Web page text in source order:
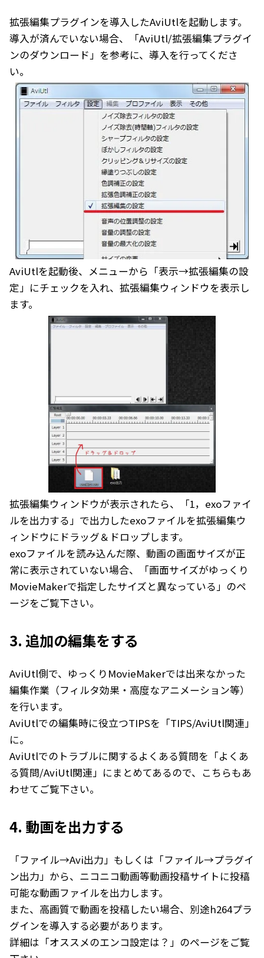
拡張編集プラグインを導入したAviUtlを起動します。
導入が済んでいない場合、「AviUtl/拡張編集プラグイ
ンのダウンロード 」を参考に、導入を行ってくださ
い。
AviUtlを起動後、メニューから「表示→拡張編集の設
定」にチェックを入れ、拡張編集ウィンドウを表示し
ます。
拡張編集ウィンドウが表示されたら、「1，exoファイ
ルを出力する」で出力したexoファイルを拡張編集ウ
ィンドウにドラッグ＆ドロップします。
exoファイルを読み込んだ際、動画の画面サイズが正
常に表示されていない場合、「画面サイズがゆっくり
MovieMakerで指定したサイズと異なっている」のペ
ージをご覧下さい。
3. 追加の編集をする
AviUtl側で、ゆっくりMovieMakerでは出来なかった
編集作業（フィルタ効果・高度なアニメーション等）
を行います。
AviUtlでの編集時に役立つTIPSを「TIPS/AviUtl関連」
に。
AviUtlでのトラブルに関するよくある質問を「よくあ
る質問/AviUtl関連」にまとめてあるので、こちらもあ
わせてご覧下さい。
4. 動画を出力する
「ファイル→Avi出力」もしくは「ファイル→プラグイ
ン出力」から、ニコニコ動画等動画投稿サイトに投稿
可能な動画ファイルを出力します。
また、高画質で動画を投稿したい場合、別途h264プラ
グインを導入する必要があります。
詳細は「オススメのエンコ設定は？ 」のページをご覧